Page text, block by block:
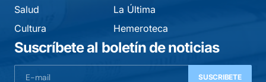
Salud
Cultura
La Última
Hemeroteca
Suscríbete al boletín de noticias
SUSCRIBETE